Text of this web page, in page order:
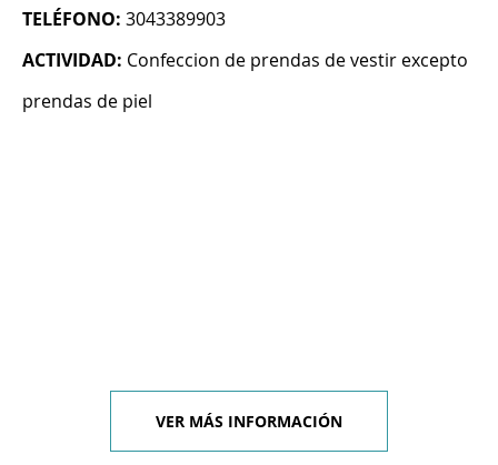
TELÉFONO: 3043389903
ACTIVIDAD: Confeccion de prendas de vestir excepto
prendas de piel
VER MÁS INFORMACIÓN